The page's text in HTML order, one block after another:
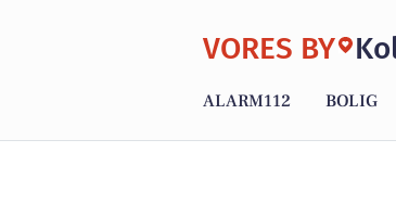
VORES BY
ALARM112 BOLIG